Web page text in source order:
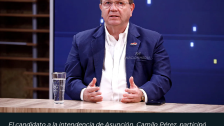
El candidato a la intendencia de Asunción, Camilo Pérez, participó